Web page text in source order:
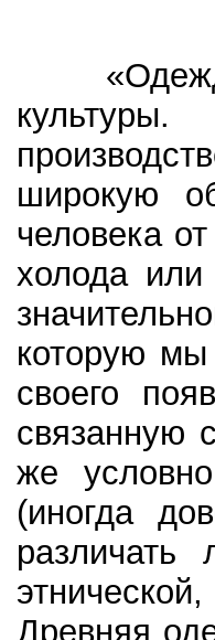
«Одежда
широкую
человека
холода
которую мы
своего
связанную
же
(иногда
Древняя